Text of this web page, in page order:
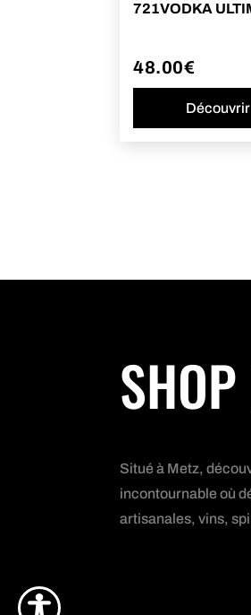
721VODKA
48.00€
Découvrir
Situé à Metz,
incontournable où
artisanales, vins,